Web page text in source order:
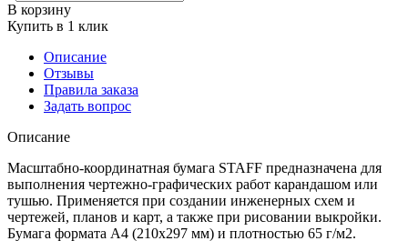
В корзину
Купить в 1 клик
Описание
Отзывы
Правила заказа
Задать вопрос
Описание
Масштабно-координатная бумага STAFF предназначена для
выполнения чертежно-графических работ карандашом или
тушью. Применяется при создании инженерных схем и
чертежей, планов и карт, а также при рисовании выкройки.
Бумага формата А4 (210х297 мм) и плотностью 65 г/м2.